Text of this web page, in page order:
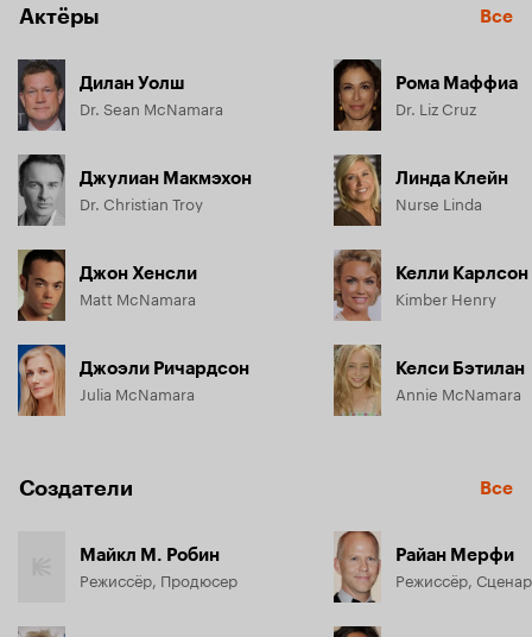
Актёры Все
Дилан Уолш
Dr. Sean McNamara
Джулиан Макмэхон
Dr. Christian Troy
Джон Хенсли
Matt McNamara
Джоэли Ричардсон
Julia McNamara
Рома Маффиа
Dr. Liz Cruz
Линда Клейн
Nurse Linda
Келли Карлсон
Kimber Henry
Келси Бэтилан
Annie McNamara
Создатели Все
Майкл М. Робин
Режиссёр, Продюсер
Райан Мерфи
Режиссёр,